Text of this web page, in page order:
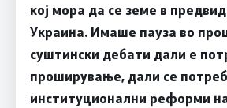
кој мора да се земе в
Украина. Имаше пауза во
суштински дебати дали е
проширување, дали се
институционални реформи